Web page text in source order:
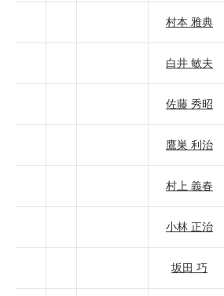
村本 雅典
白井 敏夫
佐藤 秀昭
鷹巣 利治
村上 義春
小林 正治
坂田 巧